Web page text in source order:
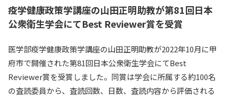
受験生の方 地域・一般の方 企業・研究者の方
卒業生の方 在学生の方 教職員の方
大学紹介
学部・大学院・施設
疫学健康政策学講座の山田正明助教が第81回日本
公衆衛生学会にてBest Reviewer賞を受賞
医学部疫学健康政策学講座の山田正明助教が2022年10月に甲
府市で開催された第81回日本公衆衛生学会にてBest
Reviewer賞を受賞しました。同賞は学会に所属する約100名
の査読委員から、査読回数、日数、査読内容から評価される